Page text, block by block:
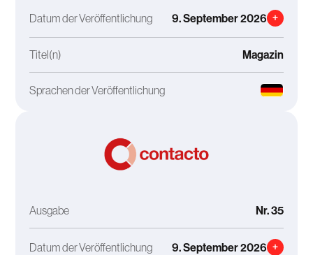
Datum der Veröffentlichung 9. September 2026 +
Titel(n) Magazin
Sprachen der Veröffentlichung
Ausgabe Nr. 35
Datum der Veröffentlichung 9. September 2026 +